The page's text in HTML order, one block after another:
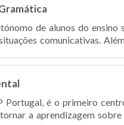
de alunos do ensino
comunicativas.
é o primeiro
a aprendizagem sobre